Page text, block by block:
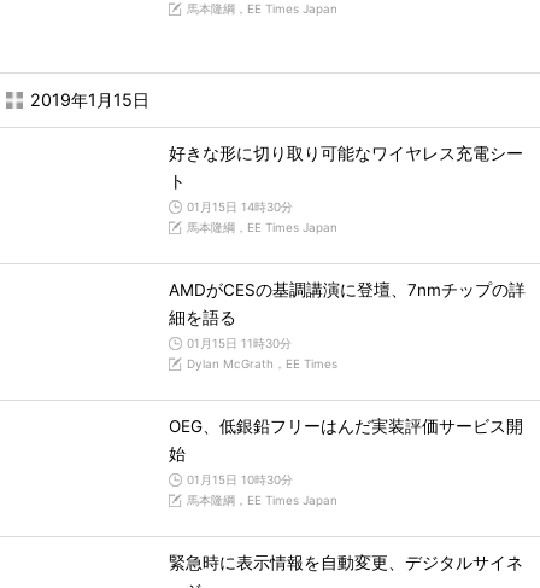
馬本隆綱，EE Times Japan
2019年1月15日
好きな形に切り取り可能なワイヤレス充電シー
ト
01月15日 14時30分
馬本隆綱，EE Times Japan
AMDがCESの基調講演に登壇、7nmチップの詳
細を語る
01月15日 11時30分
Dylan McGrath，EE Times
OEG、低銀鉛フリーはんだ実装評価サービス開
始
01月15日 10時30分
馬本隆綱，EE Times Japan
緊急時に表示情報を自動変更、デジタルサイネ